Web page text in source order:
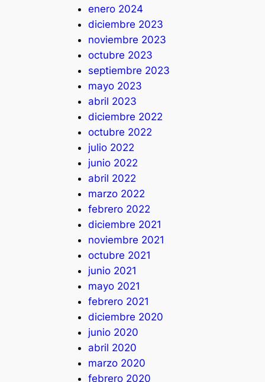
enero 2024
diciembre 2023
noviembre 2023
octubre 2023
septiembre 2023
mayo 2023
abril 2023
diciembre 2022
octubre 2022
julio 2022
junio 2022
abril 2022
marzo 2022
febrero 2022
diciembre 2021
noviembre 2021
octubre 2021
junio 2021
mayo 2021
febrero 2021
diciembre 2020
junio 2020
abril 2020
marzo 2020
febrero 2020